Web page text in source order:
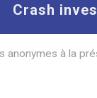
Crash
anonymes à la